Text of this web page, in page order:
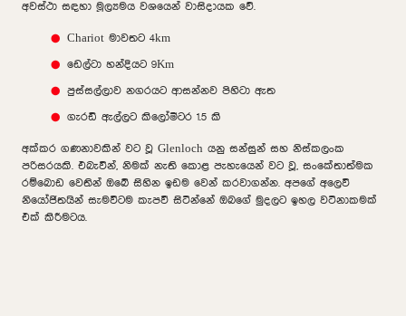
අවස්ථා සඳහා මූල්‍යමය වශයෙන් වාසිදායක වේ.
Chariot මාවතට 4km
ඩෙල්ටා හන්දියට 9Km
පුස්සල්ලාව නගරයට ආසන්නව පිහිටා ඇත
ගැරඩි ඇල්ලට කිලෝමීටර 1.5 කි
අක්කර ගණනාවකින් වට වූ Glenloch යනු සන්සුන් සහ නිස්කලංක
පරිසරයකි. එබැවින්, නිමක් නැති කොළ පැහැයෙන් වට වූ, සංකේතාත්මක
රම්බොඩ වෙතින් ඔබේ සිහින ඉඩම වෙන් කරවාගන්න. අපගේ අලෙවි
නියෝජිතයින් සැමවිටම කැපවී සිටින්නේ ඔබගේ මුදලට ඉහල වටිනාකමක්
එක් කිරීමටය.